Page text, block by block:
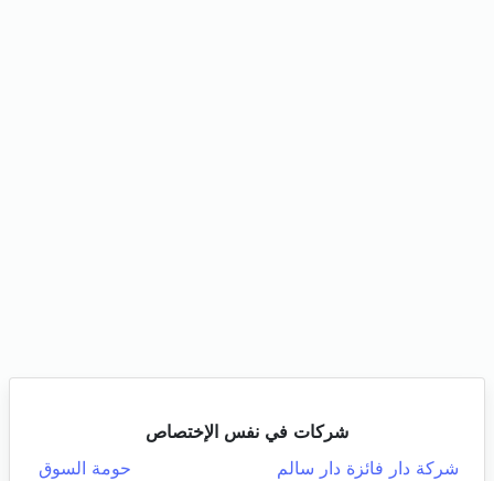
شركات في نفس الإختصاص
شركة دار فائزة دار سالم
حومة السوق